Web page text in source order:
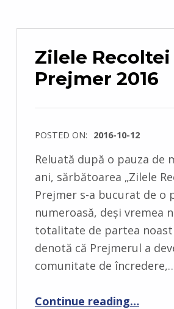
Zilele Recoltei
Prejmer 2016
POSTED ON: 2016-10-12
Reluată după o pauza de
ani, sărbătoarea „Zilele
Prejmer s-a bucurat de o
numeroasă, deși vremea
totalitate de partea
denotă că Prejmerul a
comunitate de
Continue reading…